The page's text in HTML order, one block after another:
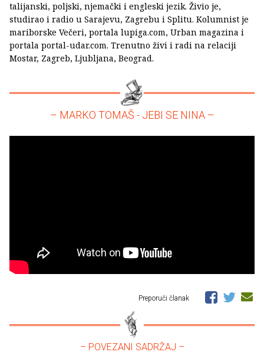
talijanski, poljski, njemački i engleski jezik. Živio je,
studirao i radio u Sarajevu, Zagrebu i Splitu. Kolumnist je
mariborske Večeri, portala lupiga.com, Urban magazina i
portala portal-udar.com. Trenutno živi i radi na relaciji
Mostar, Zagreb, Ljubljana, Beograd.
– MARKO TOMAŠ - JEBI SE NINA –
Preporuči članak
– POVEZANI SADRŽAJ –